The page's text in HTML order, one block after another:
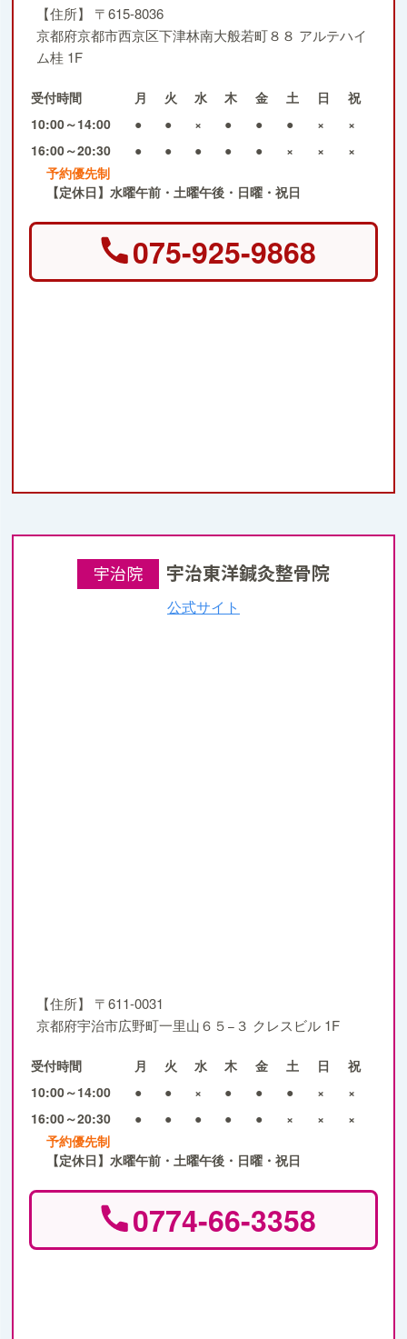
【住所】
〒615-8036
京都府京都市西京区下津林南大般若町８８ アルテハイ
ム桂 1F
受付時間 月 火 水 木 金 土 日
祝
10:00～14:00
● ● × ● ● ● ×
×
16:00～20:30
● ● ● ● ● × ×
×
予約優先制
【定休日】水曜午前・土曜午後・日曜・祝日
075-925-9868
宇治院 宇治東洋鍼灸整骨院
公式サイト
【住所】
〒611-0031
京都府宇治市広野町一里山６５−３ クレスビル 1F
受付時間 月 火 水 木 金 土 日
祝
10:00～14:00
● ● × ● ● ● ×
×
16:00～20:30
● ● ● ● ● × ×
×
予約優先制
【定休日】水曜午前・土曜午後・日曜・祝日
0774-66-3358